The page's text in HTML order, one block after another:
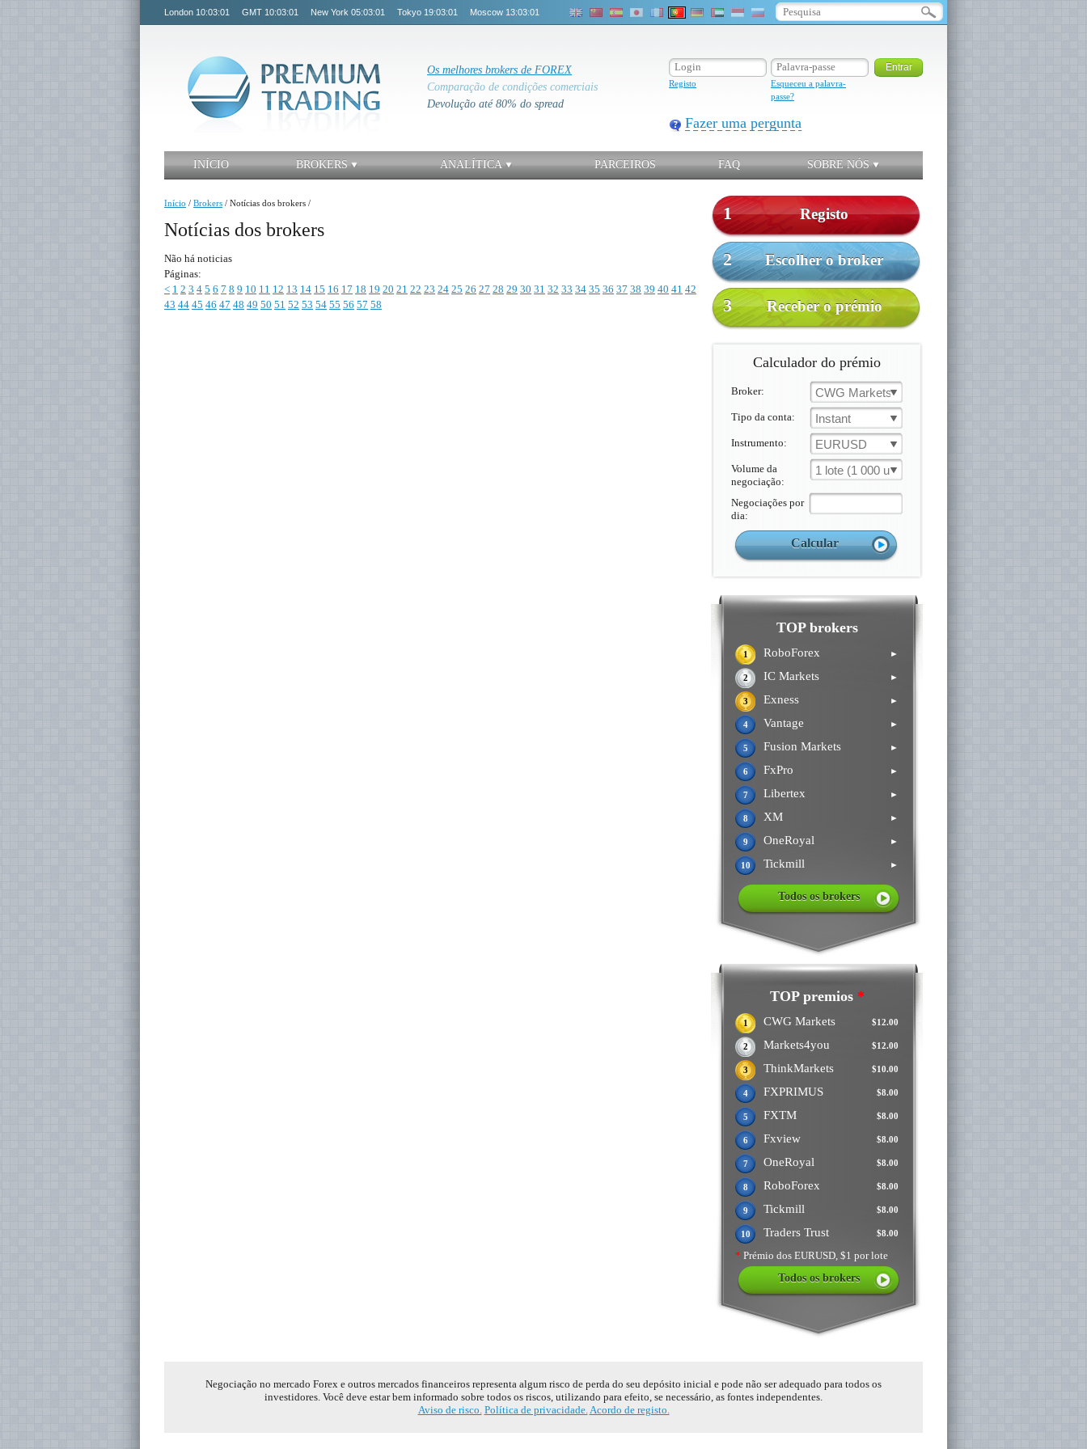
London 10:03:01 GMT 10:03:01 New York 05:03:01 Tokyo 19:03:01 Moscow 13:03:01
Os melhores brokers de FOREX
Comparação de condições comerciais
Devolução até 80% do spread
Registo
Esqueceu a palavra-
passe?
Fazer uma pergunta
INÍCIO BROKERS ANALÍTICA PARCEIROS FAQ SOBRE NÓS
1 Registo
2 Escolher o broker
3 Receber o prémio
Calculador do prémio
Broker: CWG Markets
Tipo da conta: Instant
Instrumento: EURUSD
Volume da
negociação:
1 lote (1 000 un.)
Negociações por
dia:
TOP brokers
1 RoboForex ►
2 IC Markets ►
3 Exness ►
4 Vantage ►
5 Fusion Markets ►
6 FxPro ►
7 Libertex ►
8 XM ►
9 OneRoyal ►
10 Tickmill ►
Todos os brokers
TOP premios *
$12.00
1 CWG Markets
$12.00
2 Markets4you
$10.00
3 ThinkMarkets
$8.00
4 FXPRIMUS
$8.00
5 FXTM
$8.00
6 Fxview
$8.00
7 OneRoyal
$8.00
8 RoboForex
$8.00
9 Tickmill
$8.00
10 Traders Trust
* Prémio dos EURUSD, $1 por lote
Todos os brokers
Início / Brokers / Notícias dos brokers /
Notícias dos brokers
Não há noticias
Páginas:
< 1 2 3 4 5 6 7 8 9 10 11 12 13 14 15 16 17 18 19 20 21 22 23 24 25 26 27 28 29 30 31 32 33 34 35 36 37 38 39 40 41 42
43 44 45 46 47 48 49 50 51 52 53 54 55 56 57 58
Negociação no mercado Forex e outros mercados financeiros representa algum risco de perda do seu depósito inicial e pode não ser adequado para todos os
investidores. Você deve estar bem informado sobre todos os riscos, utilizando para efeito, se necessário, as fontes independentes.
Aviso de risco. Política de privacidade.Acordo de registo.